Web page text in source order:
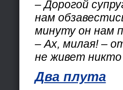
– Дорогой
нам
минуту он нам
– Ах, милая! –
не живет никто
Два плута